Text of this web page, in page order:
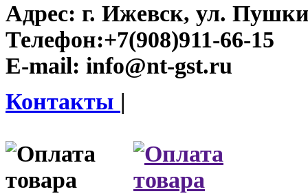
Адрес: г. Ижевск, ул.
Телефон:+7(908)911-66-15
E-mail: info@nt-gst.ru
Контакты |